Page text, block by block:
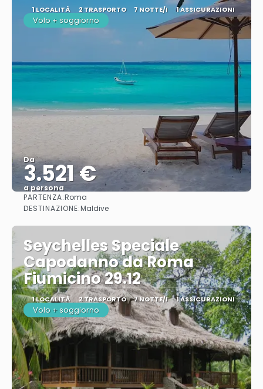
1 LOCALITÀ 2 TRASPORTO 7 NOTTE/I 1 ASSICURAZIONI
Volo + soggiorno
Da
3.521 €
a persona
PARTENZA:Roma
DESTINAZIONE:Maldive
Seychelles Speciale
Capodanno da Roma
Fiumicino 29.12
1 LOCALITÀ 2 TRASPORTO 7 NOTTE/I 1 ASSICURAZIONI
Volo + soggiorno